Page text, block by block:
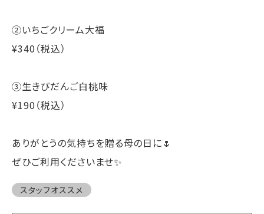
②いちごクリーム大福
¥340（税込）
③生きびだんご白桃味
¥190（税込）
ありがとうの気持ちを贈る母の日に🌷
ぜひご利用くださいませ✨
スタッフオススメ